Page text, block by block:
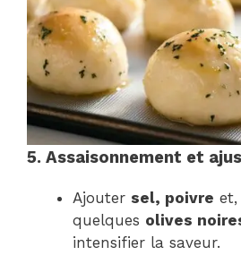
5. Assaisonnement et
Ajouter sel, poivre et,
quelques olives
intensifier la saveur.